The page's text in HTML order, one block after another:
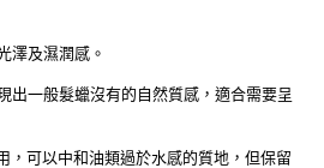
澤及濕潤感。
出一般髮蠟沒有的自然質感，適合需要呈
，可以中和油類過於水感的質地，但保留